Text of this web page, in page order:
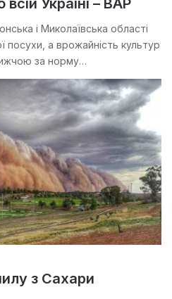
і Миколаївська області
посухи, а врожайність культур
за норму…
з Сахари